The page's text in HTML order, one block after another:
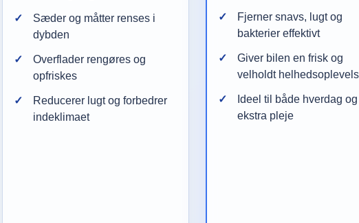
Sæder og måtter renses i
dybden
Overflader rengøres og
opfriskes
Reducerer lugt og forbedrer
indeklimaet
Fjerner snavs, lugt og
bakterier effektivt
Giver bilen en frisk og
velholdt
Ideel til både hverdag og
ekstra pleje